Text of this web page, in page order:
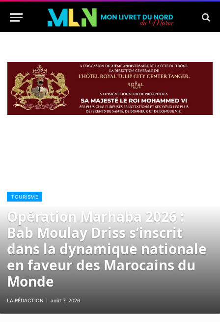
TOURISME
Opération Marhaba 2026 :
Bab Moulay Driss s’inscrit
dans la dynamique nationale
en faveur des Marocains du
Monde
LA RÉDACTION août 7, 2026